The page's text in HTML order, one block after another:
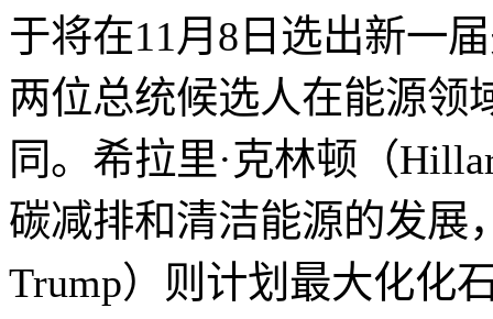
于将在11月8日选出新一
两位总统候选人在能源领
同。希拉里·克林顿（
碳减排和清洁能源的发展
Trump）则计划最大化化